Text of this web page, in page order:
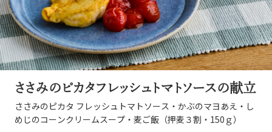
ささみのピカタフレッシュトマトソースの献立
ささみのピカタ フレッシュトマトソース・かぶのマヨあえ・し
めじのコーンクリームスープ・麦ご飯（押麦３割・150ｇ）